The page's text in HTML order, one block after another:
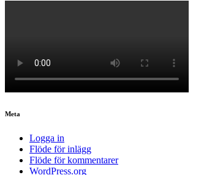
Meta
Logga in
Flöde för inlägg
Flöde för kommentarer
WordPress.org